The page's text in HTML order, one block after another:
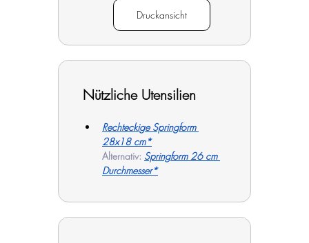
Druckansicht
Nützliche Utensilien
Rechteckige Springform
28x18 cm*
Alternativ: Springform 26 cm
Durchmesser*